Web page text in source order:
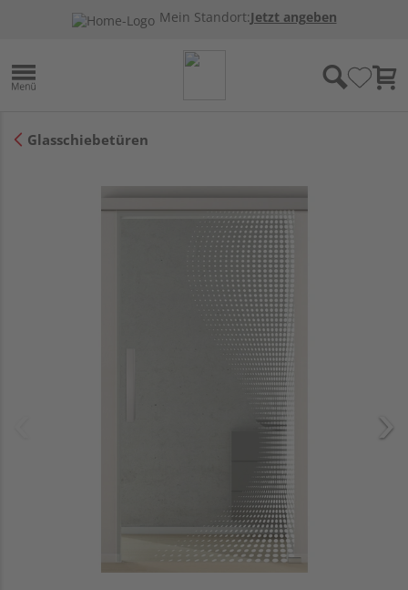
Mein Standort:Jetzt angeben
Glasschiebetüren